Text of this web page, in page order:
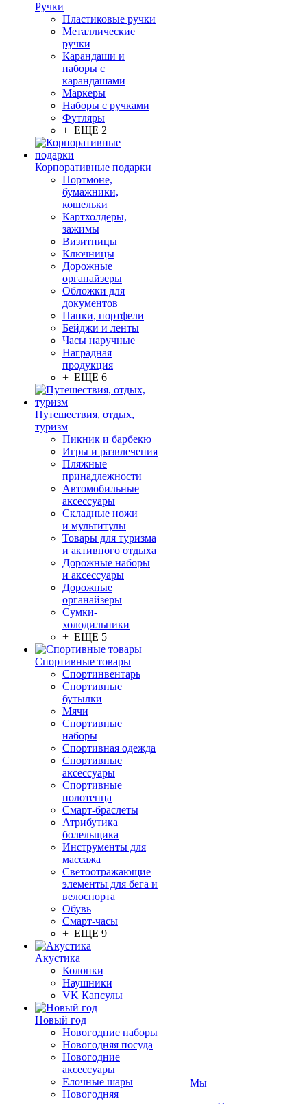
Ручки
Пластиковые ручки
Металлические
ручки
Карандаши и
наборы с
карандашами
Маркеры
Наборы с ручками
Футляры
+ ЕЩЕ 2
Корпоративные подарки
Портмоне,
бумажники,
кошельки
Картхолдеры,
зажимы
Визитницы
Ключницы
Дорожные
органайзеры
Обложки для
документов
Папки, портфели
Бейджи и ленты
Часы наручные
Наградная
продукция
+ ЕЩЕ 6
Путешествия, отдых,
туризм
Пикник и барбекю
Игры и развлечения
Пляжные
принадлежности
Автомобильные
аксессуары
Складные ножи
и мультитулы
Товары для туризма
и активного отдыха
Дорожные наборы
и аксессуары
Дорожные
органайзеры
Сумки-
холодильники
+ ЕЩЕ 5
Спортивные товары
Спортинвентарь
Спортивные
бутылки
Мячи
Спортивные
наборы
Спортивная одежда
Спортивные
аксессуары
Спортивные
полотенца
Смарт-браслеты
Атрибутика
болельщика
Инструменты для
массажа
Светоотражающие
элементы для бега и
велоспорта
Обувь
Смарт-часы
+ ЕЩЕ 9
Акустика
Колонки
Наушники
VK Капсулы
Новый год
Новогодние наборы
Новогодняя посуда
Новогодние
аксессуары
Елочные шары
Новогодняя
Мы